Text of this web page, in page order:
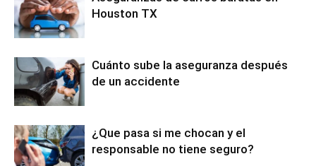
Houston TX
Cuánto sube la aseguranza después
de un accidente
¿Que pasa si me chocan y el
responsable no tiene seguro?